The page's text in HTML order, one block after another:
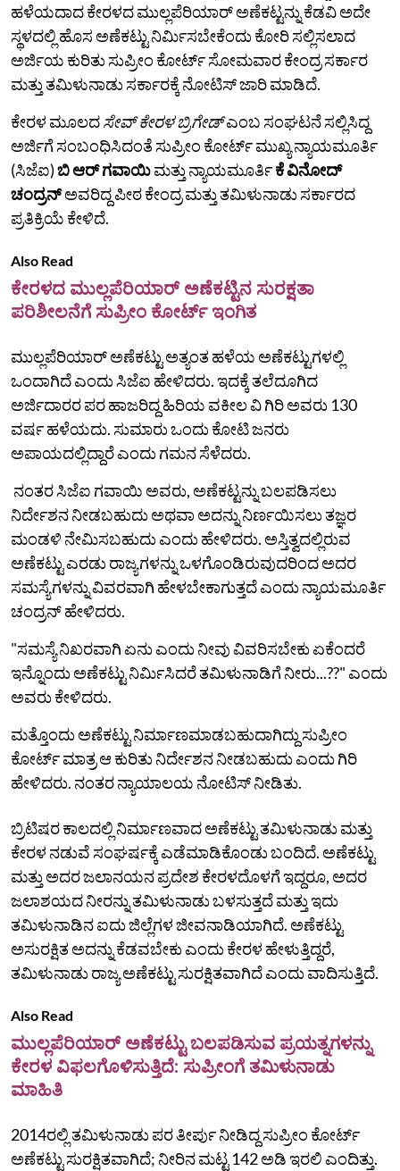
ಹಳೆಯದಾದ ಕೇರಳದ ಮುಲ್ಲಪೆರಿಯಾರ್ ಅಣೆಕಟ್ಟನ್ನು ಕೆಡವಿ ಅದೇ
ಸ್ಥಳದಲ್ಲಿ ಹೊಸ ಅಣೆಕಟ್ಟು ನಿರ್ಮಿಸಬೇಕೆಂದು ಕೋರಿ ಸಲ್ಲಿಸಲಾದ
ಅರ್ಜಿಯ ಕುರಿತು ಸುಪ್ರೀಂ ಕೋರ್ಟ್ ಸೋಮವಾರ ಕೇಂದ್ರ ಸರ್ಕಾರ
ಮತ್ತು ತಮಿಳುನಾಡು ಸರ್ಕಾರಕ್ಕೆ ನೋಟಿಸ್ ಜಾರಿ ಮಾಡಿದೆ.
ಕೇರಳ ಮೂಲದಸೇವ್ ಕೇರಳ ಬ್ರಿಗೇಡ್ಎಂಬ ಸಂಘಟನೆ ಸಲ್ಲಿಸಿದ್ದ
ಅರ್ಜಿಗೆ ಸಂಬಂಧಿಸಿದಂತೆ ಸುಪ್ರೀಂ ಕೋರ್ಟ್‌ ಮುಖ್ಯ ನ್ಯಾಯಮೂರ್ತಿ
(ಸಿಜೆಐ)ಬಿ ಆರ್ ಗವಾಯಿಮತ್ತು ನ್ಯಾಯಮೂರ್ತಿಕೆ ವಿನೋದ್
ಚಂದ್ರನ್ಅವರಿದ್ದ ಪೀಠ ಕೇಂದ್ರ ಮತ್ತು ತಮಿಳುನಾಡು ಸರ್ಕಾರದ
ಪ್ರತಿಕ್ರಿಯೆ ಕೇಳಿದೆ.
Also Read
ಕೇರಳದ ಮುಲ್ಲಪೆರಿಯಾರ್ ಅಣೆಕಟ್ಟಿನ ಸುರಕ್ಷತಾ
ಪರಿಶೀಲನೆಗೆ ಸುಪ್ರೀಂ ಕೋರ್ಟ್ ಇಂಗಿತ
ಮುಲ್ಲಪೆರಿಯಾರ್ ಅಣೆಕಟ್ಟು ಅತ್ಯಂತ ಹಳೆಯ ಅಣೆಕಟ್ಟುಗಳಲ್ಲಿ
ಒಂದಾಗಿದೆ ಎಂದು ಸಿಜೆಐ ಹೇಳಿದರು. ಇದಕ್ಕೆ ತಲೆದೂಗಿದ
ಅರ್ಜಿದಾರರ ಪರ ಹಾಜರಿದ್ದ ಹಿರಿಯ ವಕೀಲ ವಿ ಗಿರಿ ಅವರು 130
ವರ್ಷ ಹಳೆಯದು. ಸುಮಾರು ಒಂದು ಕೋಟಿ ಜನರು
ಅಪಾಯದಲ್ಲಿದ್ದಾರೆ ಎಂದು ಗಮನ ಸೆಳೆದರು.
ನಂತರ ಸಿಜೆಐ ಗವಾಯಿ ಅವರು, ಅಣೆಕಟ್ಟನ್ನು ಬಲಪಡಿಸಲು
ನಿರ್ದೇಶನ ನೀಡಬಹುದು ಅಥವಾ ಅದನ್ನು ನಿರ್ಣಯಿಸಲು ತಜ್ಞರ
ಮಂಡಳಿ ನೇಮಿಸಬಹುದು ಎಂದು ಹೇಳಿದರು. ಅಸ್ತಿತ್ವದಲ್ಲಿರುವ
ಅಣೆಕಟ್ಟು ಎರಡು ರಾಜ್ಯಗಳನ್ನು ಒಳಗೊಂಡಿರುವುದರಿಂದ ಅದರ
ಸಮಸ್ಯೆಗಳನ್ನು ವಿವರವಾಗಿ ಹೇಳಬೇಕಾಗುತ್ತದೆ ಎಂದು ನ್ಯಾಯಮೂರ್ತಿ
ಚಂದ್ರನ್ ಹೇಳಿದರು.
"ಸಮಸ್ಯೆ ನಿಖರವಾಗಿ ಏನು ಎಂದು ನೀವು ವಿವರಿಸಬೇಕು ಏಕೆಂದರೆ
ಇನ್ನೊಂದು ಅಣೆಕಟ್ಟು ನಿರ್ಮಿಸಿದರೆ ತಮಿಳುನಾಡಿಗೆ ನೀರು...??" ಎಂದು
ಅವರು ಕೇಳಿದರು.
ಮತ್ತೊಂದು ಅಣೆಕಟ್ಟು ನಿರ್ಮಾಣಮಾಡಬಹುದಾಗಿದ್ದು ಸುಪ್ರೀಂ
ಕೋರ್ಟ್ ಮಾತ್ರ ಆ ಕುರಿತು ನಿರ್ದೇಶನ ನೀಡಬಹುದು ಎಂದು ಗಿರಿ
ಹೇಳಿದರು. ನಂತರ ನ್ಯಾಯಾಲಯ ನೋಟಿಸ್‌ ನೀಡಿತು.
ಬ್ರಿಟಿಷರ ಕಾಲದಲ್ಲಿ ನಿರ್ಮಾಣವಾದ ಅಣೆಕಟ್ಟು ತಮಿಳುನಾಡು ಮತ್ತು
ಕೇರಳ ನಡುವೆ ಸಂಘರ್ಷಕ್ಕೆ ಎಡೆಮಾಡಿಕೊಂಡು ಬಂದಿದೆ. ಅಣೆಕಟ್ಟು
ಮತ್ತು ಅದರ ಜಲಾನಯನ ಪ್ರದೇಶ ಕೇರಳದೊಳಗೆ ಇದ್ದರೂ, ಅದರ
ಜಲಾಶಯದ ನೀರನ್ನು ತಮಿಳುನಾಡು ಬಳಸುತ್ತದೆ ಮತ್ತು ಇದು
ತಮಿಳುನಾಡಿನ ಐದು ಜಿಲ್ಲೆಗಳ ಜೀವನಾಡಿಯಾಗಿದೆ. ಅಣೆಕಟ್ಟು
ಅಸುರಕ್ಷಿತ ಅದನ್ನು ಕೆಡವಬೇಕು ಎಂದು ಕೇರಳ ಹೇಳುತ್ತಿದ್ದರೆ,
ತಮಿಳುನಾಡು ರಾಜ್ಯ ಅಣೆಕಟ್ಟು ಸುರಕ್ಷಿತವಾಗಿದೆ ಎಂದು ವಾದಿಸುತ್ತಿದೆ.
Also Read
ಮುಲ್ಲಪೆರಿಯಾರ್ ಅಣೆಕಟ್ಟು ಬಲಪಡಿಸುವ ಪ್ರಯತ್ನಗಳನ್ನು
ಕೇರಳ ವಿಫಲಗೊಳಿಸುತ್ತಿದೆ: ಸುಪ್ರೀಂಗೆ ತಮಿಳುನಾಡು
ಮಾಹಿತಿ
2014ರಲ್ಲಿ ತಮಿಳುನಾಡು ಪರ ತೀರ್ಪು ನೀಡಿದ್ದ ಸುಪ್ರೀಂ ಕೋರ್ಟ್‌
ಅಣೆಕಟ್ಟು ಸುರಕ್ಷಿತವಾಗಿದೆ; ನೀರಿನ ಮಟ್ಟ 142 ಅಡಿ ಇರಲಿ ಎಂದಿತ್ತು.